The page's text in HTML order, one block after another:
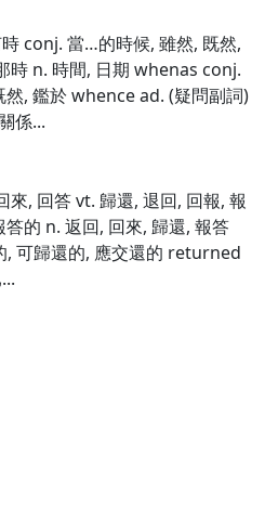
conj. 當…的時候, 雖然, 既然,
時 n. 時間, 日期 whenas conj.
, 鑑於 whence ad. (疑問副詞)
係...
, 回答 vt. 歸還, 退回, 回報, 報
的 n. 返回, 回來, 歸還, 報答
可歸還的, 應交還的 returned